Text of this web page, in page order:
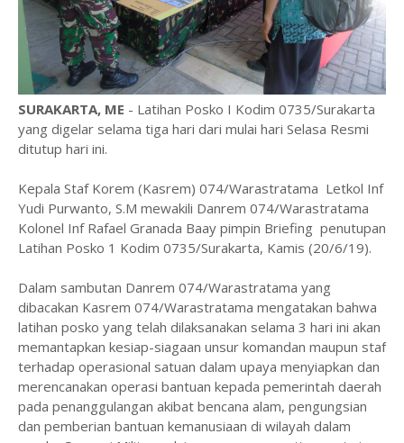
SURAKARTA, ME - Latihan Posko I Kodim 0735/Surakarta
yang digelar selama tiga hari dari mulai hari Selasa Resmi
ditutup hari ini.
Kepala Staf Korem (Kasrem) 074/Warastratama Letkol Inf
Yudi Purwanto, S.M mewakili Danrem 074/Warastratama
Kolonel Inf Rafael Granada Baay pimpin Briefing penutupan
Latihan Posko 1 Kodim 0735/Surakarta, Kamis (20/6/19).
Dalam sambutan Danrem 074/Warastratama yang
dibacakan Kasrem 074/Warastratama mengatakan bahwa
latihan posko yang telah dilaksanakan selama 3 hari ini akan
memantapkan kesiap-siagaan unsur komandan maupun staf
terhadap operasional satuan dalam upaya menyiapkan dan
merencanakan operasi bantuan kepada pemerintah daerah
pada penanggulangan akibat bencana alam, pengungsian
dan pemberian bantuan kemanusiaan di wilayah dalam